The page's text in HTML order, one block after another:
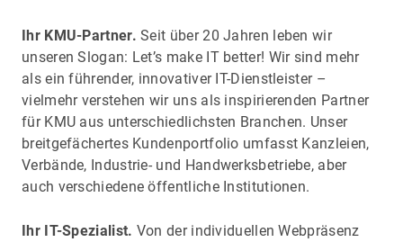
Ihr KMU-Partner. Seit über 20 Jahren leben wir
unseren Slogan: Let’s make IT better! Wir sind mehr
als ein führender, innovativer IT-Dienstleister –
vielmehr verstehen wir uns als inspirierenden Partner
für KMU aus unterschiedlichsten Branchen. Unser
breitgefächertes Kundenportfolio umfasst Kanzleien,
Verbände, Industrie- und Handwerksbetriebe, aber
auch verschiedene öffentliche Institutionen.
Ihr IT-Spezialist. Von der individuellen Webpräsenz